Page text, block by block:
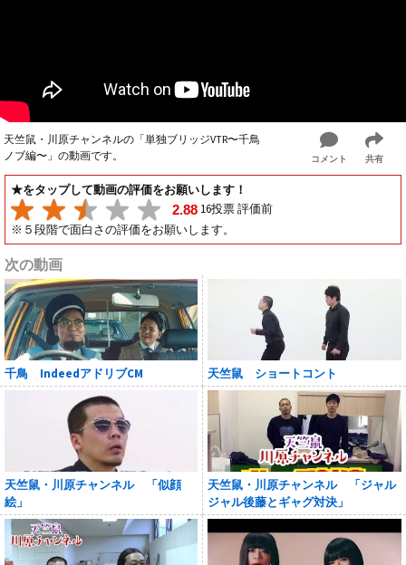
天竺鼠・川原チャンネルの「単独ブリッジVTR〜千鳥
ノブ編〜」の動画です。
コメント 共有
★をタップして動画の評価をお願いします！
2.88 16投票 評価前
※５段階で面白さの評価をお願いします。
次の動画
千鳥 IndeedアドリブCM 天竺鼠 ショートコント
天竺鼠・川原チャンネル 「似顔
絵」
天竺鼠・川原チャンネル 「ジャル
ジャル後藤とギャグ対決」